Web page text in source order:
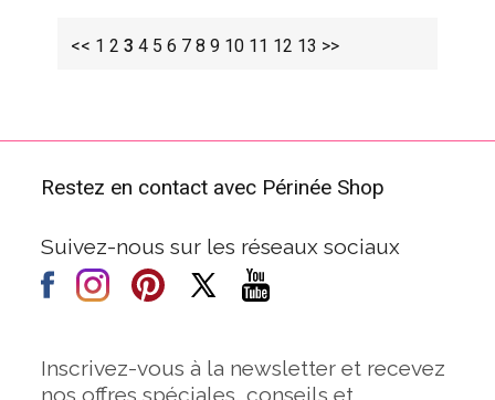
<< 1 2 3 4 5 6 7 8 9 10 11 12 13 >>
Restez en contact avec Périnée Shop
Suivez-nous sur les réseaux sociaux
Inscrivez-vous à la newsletter et recevez
nos offres spéciales, conseils et